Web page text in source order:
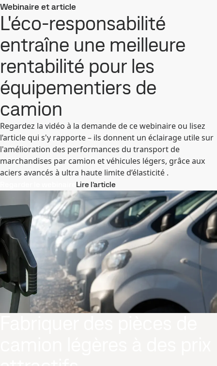
Webinaire et article
L'éco-responsabilité
entraîne une meilleure
rentabilité pour les
équipementiers de
camion
Regardez la vidéo à la demande de ce webinaire ou lisez
l’article qui s'y rapporte – ils donnent un éclairage utile sur
l'amélioration des performances du transport de
marchandises par camion et véhicules légers, grâce aux
aciers avancés à ultra haute limite d’élasticité .
Lire l’article